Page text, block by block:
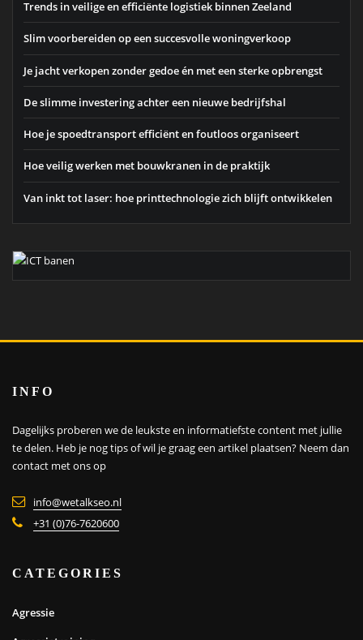
Trends in veilige en efficiënte logistiek binnen Zeeland
Slim voorbereiden op een succesvolle woningverkoop
Je jacht verkopen zonder gedoe én met een sterke opbrengst
De slimme investering achter een nieuwe bedrijfshal
Hoe je spoedtransport efficiënt en foutloos organiseert
Hoe veilig werken met bouwkranen in de praktijk
Van inkt tot laser: hoe printtechnologie zich blijft ontwikkelen
INFO
Dagelijks proberen we de leukste en informatiefste content met jullie
te delen. Heb je nog tips of wil je graag een artikel plaatsen? Neem dan
contact met ons op
info@wetalkseo.nl
+31 (0)76-7620600
CATEGORIES
Agressie